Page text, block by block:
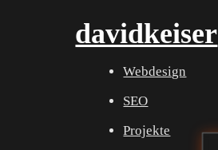
davidkeiser
Webdesign
SEO
Projekte